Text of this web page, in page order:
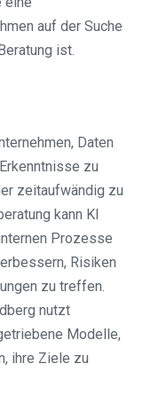
auf der Suche
ist.
Daten
zu
zeitaufwändig zu
kann KI
Prozesse
Risiken
zu treffen.
nutzt
Modelle,
ihre Ziele zu